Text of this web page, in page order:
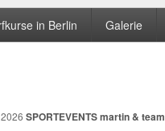
in Berlin Galerie
SPORTEVENTS martin & team